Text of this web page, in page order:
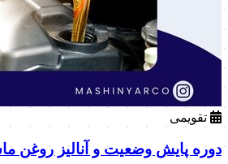
تقویمی
دوره پایش وضعیت و آنالیز روغن